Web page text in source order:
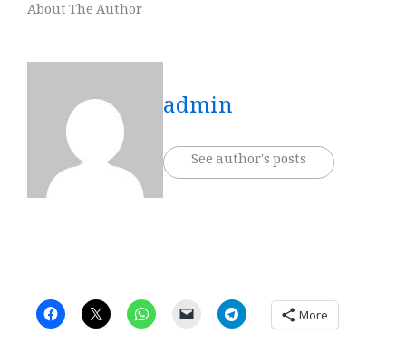
About The Author
admin
See author's posts
More